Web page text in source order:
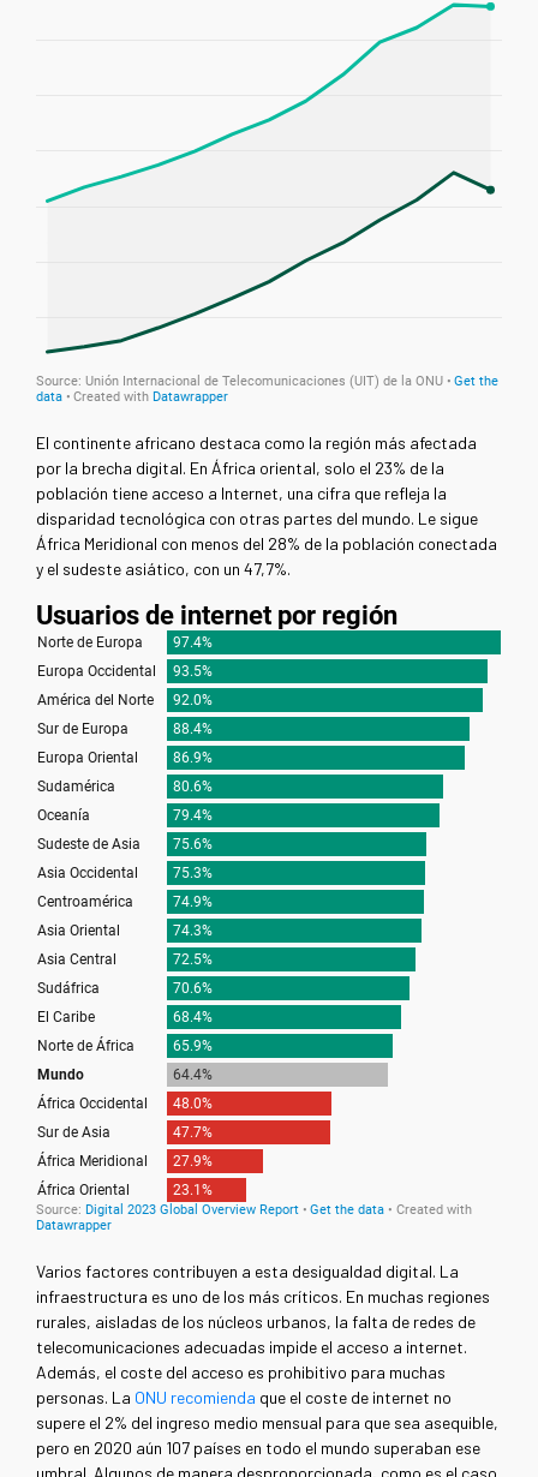
El continente africano destaca como la región más afectada
por la brecha digital. En África oriental, solo el 23% de la
población tiene acceso a Internet, una cifra que refleja la
disparidad tecnológica con otras partes del mundo. Le sigue
África Meridional con menos del 28% de la población conectada
y el sudeste asiático, con un 47,7%.
Varios factores contribuyen a esta desigualdad digital. La
infraestructura es uno de los más críticos. En muchas regiones
rurales, aisladas de los núcleos urbanos, la falta de redes de
telecomunicaciones adecuadas impide el acceso a internet.
Además, el coste del acceso es prohibitivo para muchas
personas. La ONU recomienda que el coste de internet no
supere el 2% del ingreso medio mensual para que sea asequible,
pero en 2020 aún 107 países en todo el mundo superaban ese
umbral. Algunos de manera desproporcionada, como es el caso